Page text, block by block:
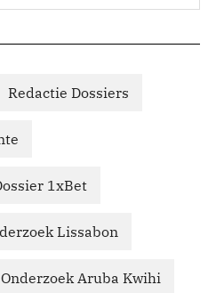
Redactie Dossiers
1xBet
Lissabon
Onderzoek Aruba Kwihi